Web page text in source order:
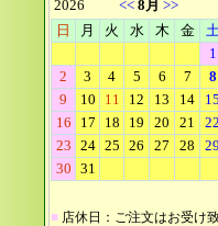
■ 店休日：ご注文はお受け